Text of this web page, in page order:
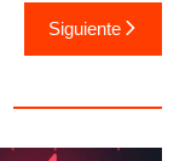
Siguiente